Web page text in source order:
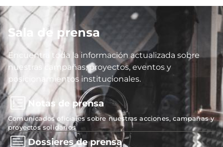
Imagen
Sala de prensa
Encuentra toda la información actualizada sobre
nuestras campañas, proyectos, eventos y
posicionamientos institucionales.
Notas de prensa
Comunicados oficiales sobre nuestras acciones, campañas y
proyectos solidarios
Dossieres de prensa